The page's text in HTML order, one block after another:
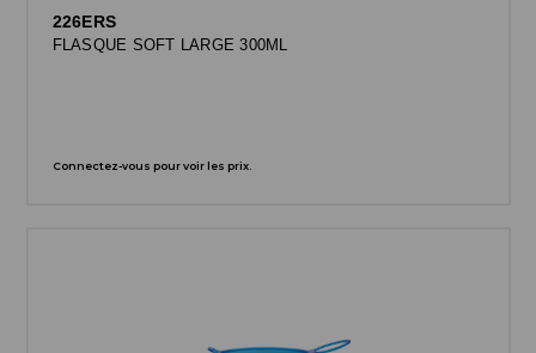
226ERS
FLASQUE SOFT LARGE 300ML
Connectez-vous pour voir les prix.